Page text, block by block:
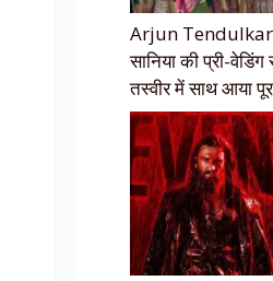
Arjun Tendulkar
सानिया की प्री-
तस्वीर में साथ आया